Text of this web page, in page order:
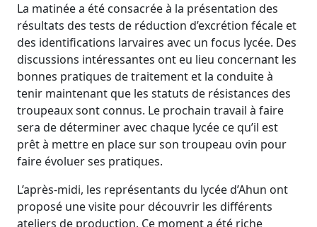
La matinée a été consacrée à la présentation des
résultats des tests de réduction d’excrétion fécale et
des identifications larvaires avec un focus lycée. Des
discussions intéressantes ont eu lieu concernant les
bonnes pratiques de traitement et la conduite à
tenir maintenant que les statuts de résistances des
troupeaux sont connus. Le prochain travail à faire
sera de déterminer avec chaque lycée ce qu’il est
prêt à mettre en place sur son troupeau ovin pour
faire évoluer ses pratiques.
L’après-midi, les représentants du lycée d’Ahun ont
proposé une visite pour découvrir les différents
ateliers de production. Ce moment a été riche